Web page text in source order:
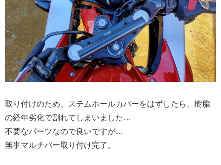
取り付けのため、ステムホールカバーをはずしたら、樹脂
の経年劣化で割れてしまいました…
不要なパーツなので良いですが…
無事マルチバー取り付け完了。